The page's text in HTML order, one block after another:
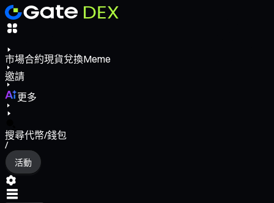
市場合約現貨兌換Meme
邀請
更多
搜尋代幣/錢包
/
活動